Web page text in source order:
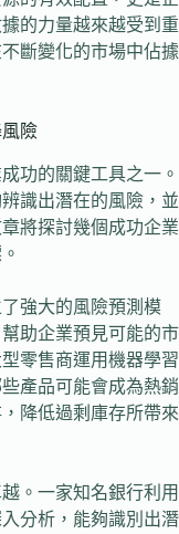
的力量越來越受到重
斷變化的市場中佔據
險
功的關鍵工具之一。
識出潛在的風險，並
將探討幾個成功企業
強大的風險預測模
助企業預見可能的市
零售商運用機器學習
產品可能會成為熱銷
降低過剩庫存所帶來
。一家知名銀行利用
分析，能夠識別出潛